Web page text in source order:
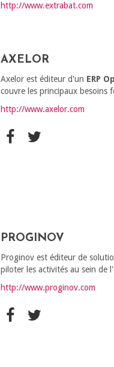
http://www.extrabat.com
AXELOR
Axelor est éditeur d'un ERP
couvre les principaux besoins
http://www.axelor.com
PROGINOV
Proginov est éditeur de
piloter les activités au sein de
http://www.proginov.com